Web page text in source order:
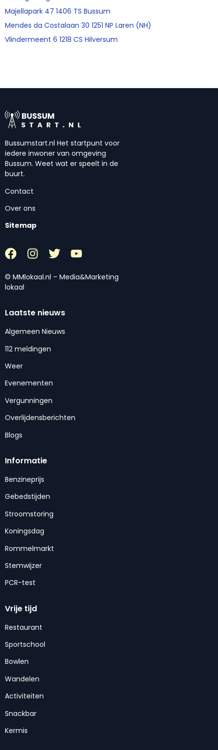
Majellapark 47 1406 TS Bussum
Mendes da Costalaan 30 1251 NP Laren (NH)
Vlindermeent 6 1218 CS Hilversum
Bussumstart.nl Het startpunt voor
iedere inwoner van omgeving
Bussum. Weet wat er speelt in de
buurt.
Contact
Over ons
Sitemap
© MMlokaal.nl – Media&Marketing
lokaal
Laatste nieuws
Algemeen Nieuws
112 meldingen
Weer
Evenementen
Vergunningen
Overlijdensberichten
Blogs
Informatie
Benzineprijs
Gebedstijden
Stroomstoring
Koningsdag
Rommelmarkt
Stemwijzer
PCR-test
Vrije tijd
Restaurant
Sportschool
Bowlen
Wandelen
Activiteiten
Snackbar
Kermis